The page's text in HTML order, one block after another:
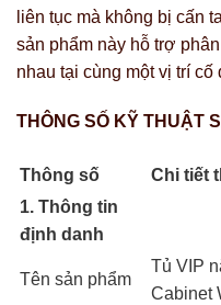
liên tục mà không bị cấn
sản phẩm này hỗ trợ
nhau tại cùng một vị trí cố
THÔNG SỐ KỸ THUẬT
Thông số
Chi tiết
1. Thông tin
định danh
Tên sản phẩm
Tủ VIP
Cabinet